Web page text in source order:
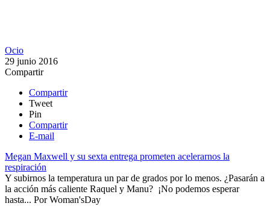
Ocio
29 junio 2016
Compartir
Compartir
Tweet
Pin
Compartir
E-mail
Megan Maxwell y su sexta entrega prometen acelerarnos la
respiración
​Y subirnos la temperatura un par de grados por lo menos. ¿Pasarán a
la acción más caliente Raquel y Manu? ¡No podemos esperar
hasta... PorWoman'sDay